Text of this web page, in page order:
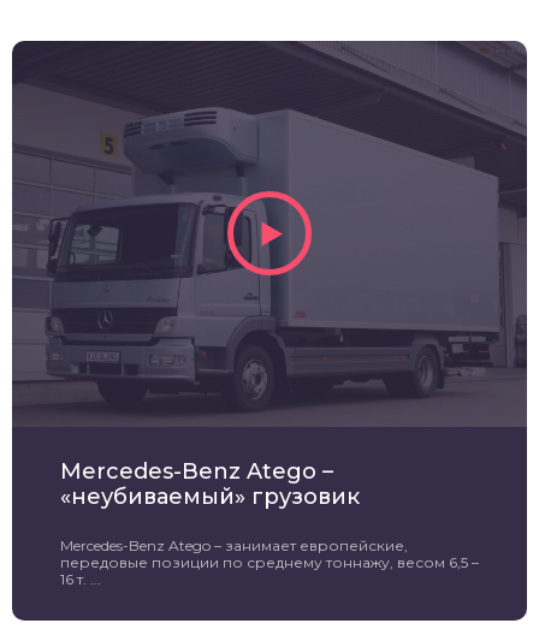
Mercedes-Benz Atego –
«неубиваемый» грузовик
Mercedes-Benz Atego – занимает европейские,
передовые позиции по среднему тоннажу, весом 6,5 –
16 т. ...